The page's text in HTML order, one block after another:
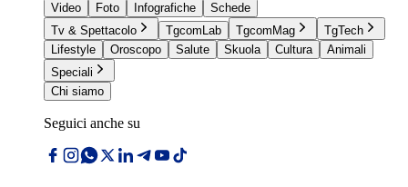
Video
Foto Infografiche
Schede
Tv & Spettacolo
TgcomLab TgcomMag
TgTech
Lifestyle
Oroscopo Salute Skuola Cultura
Animali
Speciali
Chi siamo
Seguici anche su